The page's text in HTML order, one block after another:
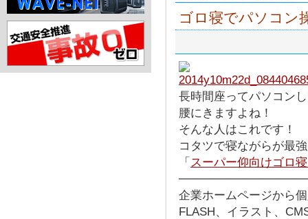
ゴロ寝でパソコン
長時間座ってパソコン
腰にきますよね！
そんな人はこれです！
コタツで寝ながらが最
「 スーパー仰向けゴロ
企業ホームページから
FLASH、イラスト、